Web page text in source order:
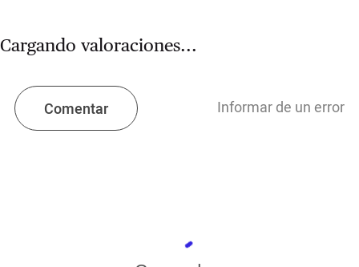
Cargando valoraciones...
Comentar Informar de un error